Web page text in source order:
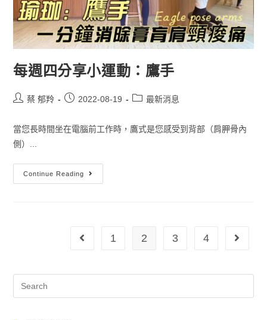
每週四分享小運動：鷹手
蔡 郁羚 2022-08-19 最新消息
當您長時間坐在電腦前工作時，鷹式是您感受到背部（肩胛骨內
側）...
Continue Reading
1 2 3 4